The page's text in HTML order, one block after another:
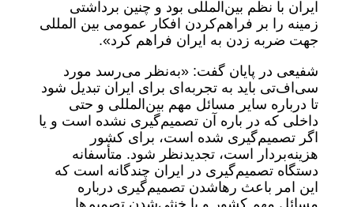
ایران با نظم بین‌المللی بود و چنین برداشتی
زمینه را بر فراهم‌کردن افکار عمومی بین المللی
جهت ضربه زدن به ایران فراهم کرد».
شفیعی در پایان گفت: «به‌نظر می‌رسد مورد
سی‌اف‌تی باید به تجربه‌ای برای ایران تبدیل شود
تا درباره سایر مسائل مهم بین‌المللی و حتی
داخلی که در باره آن تصمیم‌گیری نشده است و یا
اگر تصمیم‌گیری شده است، برای کشور
هزینه‌بردار است، تجدیدنظر شود. متأسفانه
دستگاه تصمیم‌گیری در ایران چندگانه است که
این امر باعث رهاشدن تصمیم‌گیری درباره
مسائل مهم کشور و یا خنثی‌شدن تصمیم‌ها